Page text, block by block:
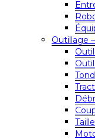
Outillage